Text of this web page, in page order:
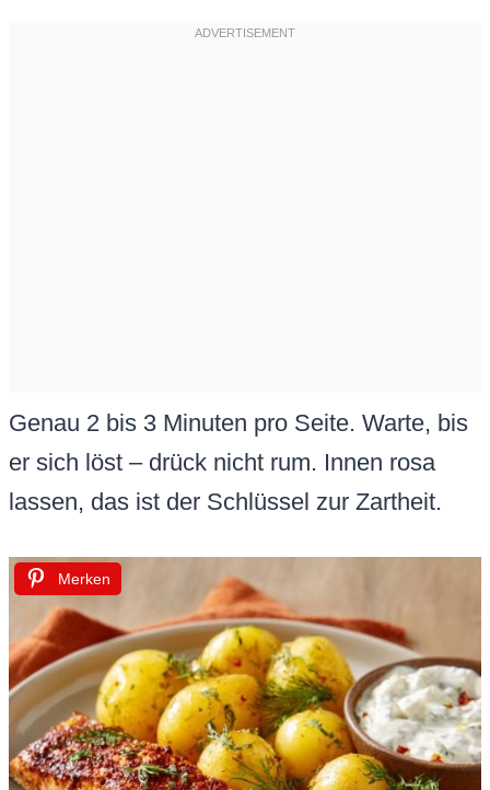
Genau 2 bis 3 Minuten pro Seite. Warte, bis
er sich löst – drück nicht rum. Innen rosa
lassen, das ist der Schlüssel zur Zartheit.
Merken